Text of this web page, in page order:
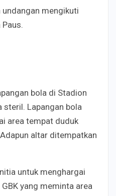
mengikuti
bola di Stadion
steril. Lapangan bola
area tempat duduk
altar ditempatkan
untuk menghargai
yang meminta area